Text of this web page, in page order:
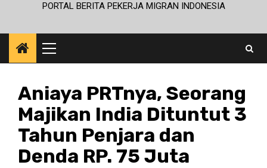
PORTAL BERITA PEKERJA MIGRAN INDONESIA
Primary
Menu
Aniaya PRTnya, Seorang
Majikan India Dituntut 3
Tahun Penjara dan
Denda RP. 75 Juta